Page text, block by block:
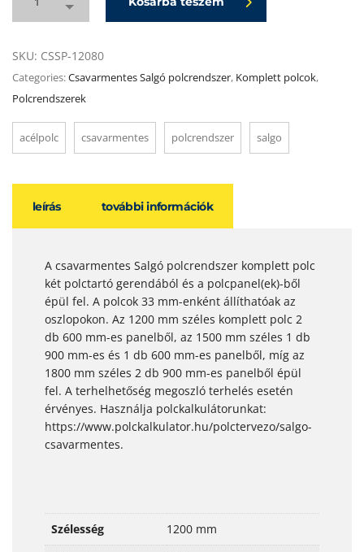
SKU: CSSP-12080
Categories:Csavarmentes Salgó polcrendszer, Komplett polcok,
Polcrendszerek
acélpolc csavarmentes polcrendszer salgo
leírás további információk
A csavarmentes Salgó polcrendszer komplett polc
két polctartó gerendából és a polcpanel(ek)-ből
épül fel. A polcok 33 mm-enként állíthatóak az
oszlopokon. Az 1200 mm széles komplett polc 2
db 600 mm-es panelből, az 1500 mm széles 1 db
900 mm-es és 1 db 600 mm-es panelből, míg az
1800 mm széles 2 db 900 mm-es panelből épül
fel. A terhelhetőség megoszló terhelés esetén
érvényes. Használja polckalkulátorunkat:
https://www.polckalkulator.hu/polctervezo/salgo-
csavarmentes.
Szélesség 1200 mm